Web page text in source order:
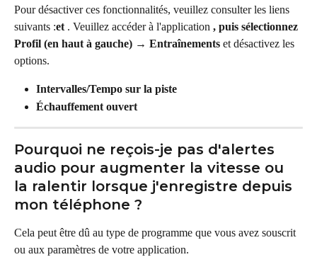
Pour désactiver ces fonctionnalités, veuillez consulter les liens
suivants :et . Veuillez accéder à l'application , puis sélectionnez
Profil (en haut à gauche) → Entraînements et désactivez les
options.
Intervalles/Tempo sur la piste
Échauffement ouvert
Pourquoi ne reçois-je pas d'alertes
audio pour augmenter la vitesse ou
la ralentir lorsque j'enregistre depuis
mon téléphone ?
Cela peut être dû au type de programme que vous avez souscrit
ou aux paramètres de votre application.